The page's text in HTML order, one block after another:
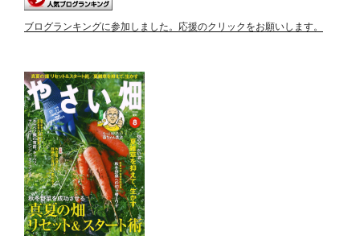
ブログランキングに参加しました。応援のクリックをお願いします。